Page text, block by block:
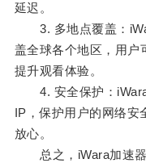
延迟。
3. 多地点覆盖：
盖全球各个地区，用户
提升观看体验。
4. 安全保护：iWara
IP，保护用户的网络安
放心。
总之，iWara加速器